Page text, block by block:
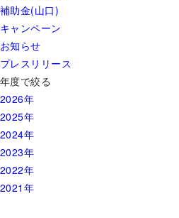
補助金(山口)
キャンペーン
お知らせ
プレスリリース
年度で絞る
2026年
2025年
2024年
2023年
2022年
2021年